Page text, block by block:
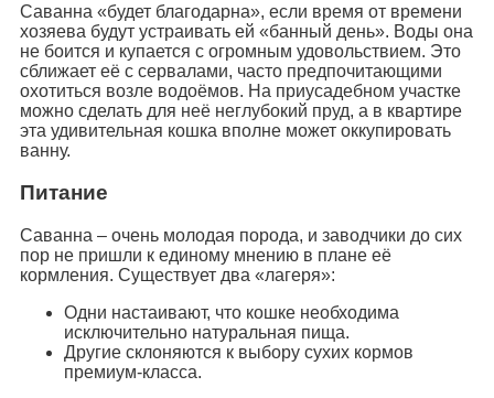
Саванна «будет благодарна», если время от времени
хозяева будут устраивать ей «банный день». Воды она
не боится и купается с огромным удовольствием. Это
сближает её с сервалами, часто предпочитающими
охотиться возле водоёмов. На приусадебном участке
можно сделать для неё неглубокий пруд, а в квартире
эта удивительная кошка вполне может оккупировать
ванну.
Питание
Саванна – очень молодая порода, и заводчики до сих
пор не пришли к единому мнению в плане её
кормления. Существует два «лагеря»:
Одни настаивают, что кошке необходима
исключительно натуральная пища.
Другие склоняются к выбору сухих кормов
премиум-класса.